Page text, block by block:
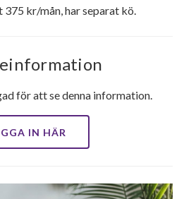
kr/mån, har separat kö.
för att se denna information.
IN HÄR